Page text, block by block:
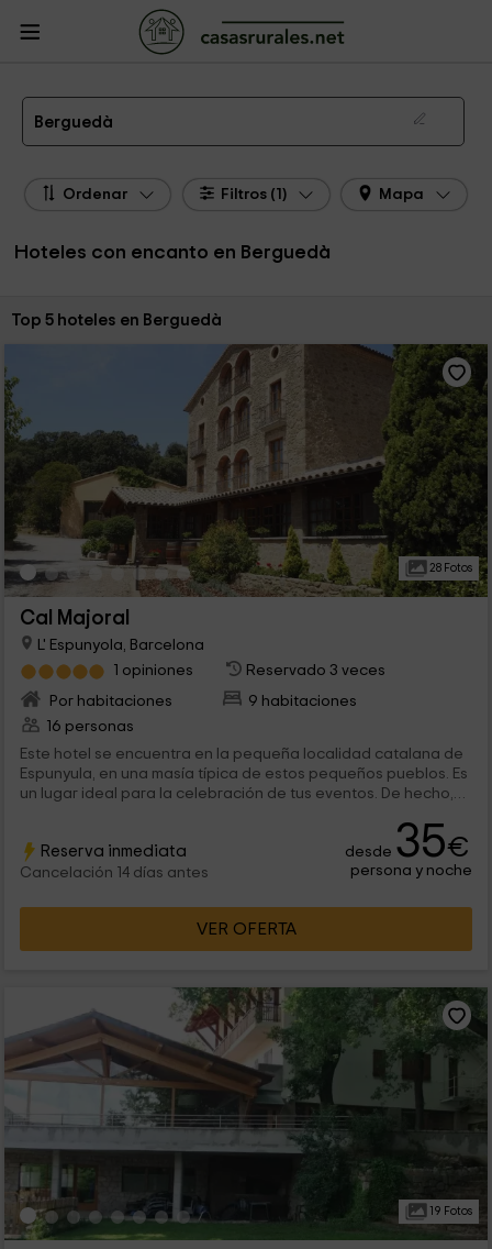
Casas Rurales
Berguedà
Hoteles con Encanto en Berguedà
Berguedà
Ordenar Filtros (1) Mapa
Hoteles con encanto en Berguedà
Ordenar por:
Top 5 hoteles en Berguedà
28 Fotos
Cal Majoral
L' Espunyola, Barcelona
1 opiniones
Reservado 3 veces
Por habitaciones
9 habitaciones
16 personas
Este hotel se encuentra en la pequeña localidad catalana de
Espunyula, en una masía típica de estos pequeños pueblos. Es
un lugar ideal para la celebración de tus eventos. De hecho,
preparado para bodas, comuniones y bautizos. Es un espacio
familiar e íntimo donde encontrarás todo lo que buscas en un
hotel rural.
Reserva inmediata
Cancelación 14 días antes
desde 35€
persona y noche
VER OFERTA
19 Fotos